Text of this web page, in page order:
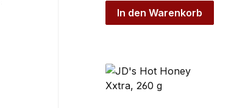
In den Warenkorb